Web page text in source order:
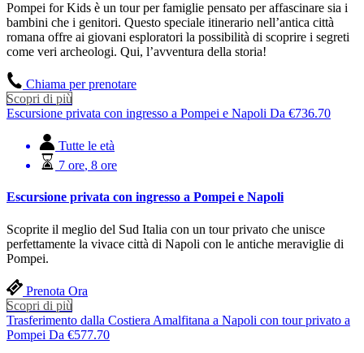
Pompei for Kids è un tour per famiglie pensato per affascinare sia i
bambini che i genitori. Questo speciale itinerario nell’antica città
romana offre ai giovani esploratori la possibilità di scoprire i segreti
come veri archeologi. Qui, l’avventura della storia!
Chiama per prenotare
Scopri di più
Escursione privata con ingresso a Pompei e Napoli Da €736.70
Tutte le età
7 ore, 8 ore
Escursione privata con ingresso a Pompei e Napoli
Scoprite il meglio del Sud Italia con un tour privato che unisce
perfettamente la vivace città di Napoli con le antiche meraviglie di
Pompei.
Prenota Ora
Scopri di più
Trasferimento dalla Costiera Amalfitana a Napoli con tour privato a
Pompei Da €577.70